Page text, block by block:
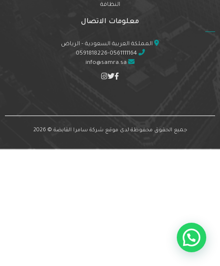
النظافة
معلومات الاتصال
المملكة العربية السعودية - الرياض
0591818226-0561111164
info@samra.sa
جميع الحقوق محفوظة لدى موقع شركة سامرا القابضة © 2026